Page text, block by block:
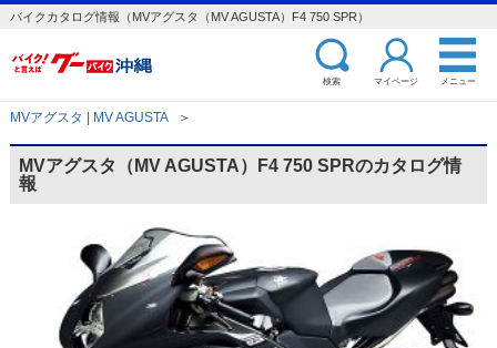
バイクカタログ情報（MVアグスタ（MV AGUSTA）F4 750 SPR）
検索 マイページ メニュー
MVアグスタ | MV AGUSTA ＞
MVアグスタ（MV AGUSTA）F4 750 SPRのカタログ情
報